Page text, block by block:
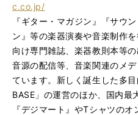
c.co.jp/
『ギター・マガジン』『サウ
ン』等の楽器演奏や音楽制作
向け専門雑誌、楽器教則本等
音源の配信等、音楽関連のメ
ています。新しく誕生した多
BASE」の運営のほか、国内最
『デジマート』やTシャツの